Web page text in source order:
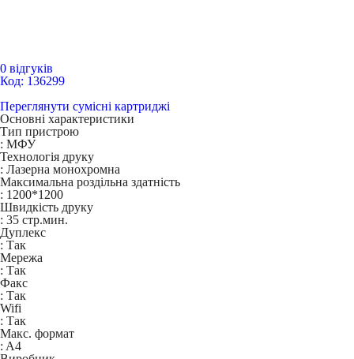
0 відгуків
Код: 136299
Переглянути сумісні картриджі
Основні характеристики
Тип пристрою
: МФУ
Технологія друку
: Лазерна монохромна
Максимальна роздільна здатність
: 1200*1200
Швидкість друку
: 35 стр.мин.
Дуплекс
: Так
Мережа
: Так
Факс
: Так
Wifi
: Так
Макс. формат
: A4